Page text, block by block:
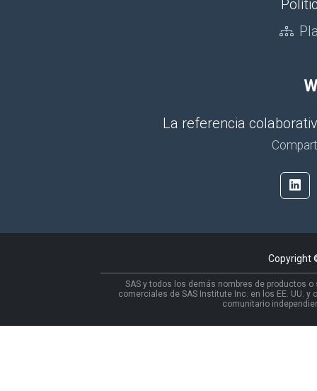
La referencia
Copyright
SAS y todos los demás nombres de productos
comerciales de SAS Institute Inc. en los EE. UU.
comunitario